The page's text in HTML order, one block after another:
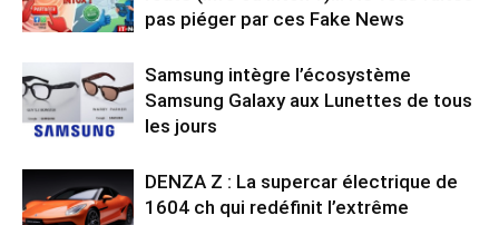
pas piéger par ces Fake News
Samsung intègre l’écosystème
Samsung Galaxy aux Lunettes de tous
les jours
DENZA Z : La supercar électrique de
1604 ch qui redéfinit l’extrême